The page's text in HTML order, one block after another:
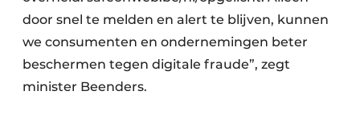
door snel te melden en alert te blijven, kunnen
we consumenten en ondernemingen beter
beschermen tegen digitale fraude”, zegt
minister Beenders.